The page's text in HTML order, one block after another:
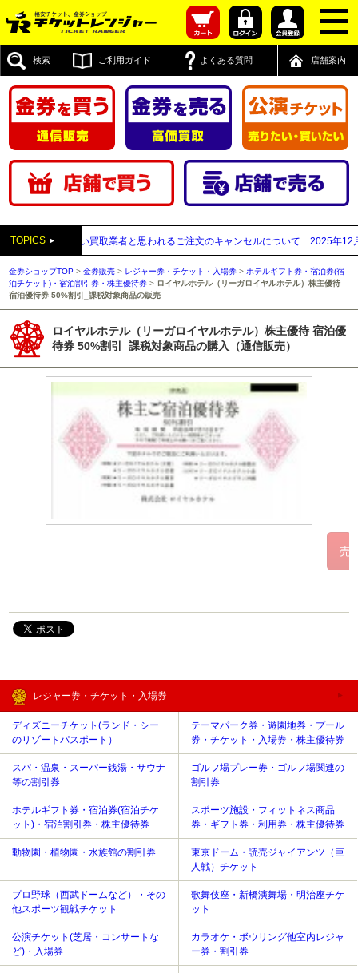
検索 ご利用ガイド よくある質問 店舗案内
TOPICS
付先が先払い買取業者と思われるご注文のキャンセルについて 2025年12月05日
金券ショップTOP >金券販売 > レジャー券・チケット・入場券 > ホテルギフト券・宿泊券(宿
泊チケット)・宿泊割引券・株主優待券 > ロイヤルホテル（リーガロイヤルホテル）株主優待
宿泊優待券 50%割引_課税対象商品の販売
ロイヤルホテル（リーガロイヤルホテル）株主優待 宿泊優
待券 50%割引_課税対象商品の購入（通信販売）
レジャー券・チケット・入場券
ディズニーチケット(ランド・シー
のリゾートパスポート）
テーマパーク券・遊園地券・プール
券・チケット・入場券・株主優待券
スパ・温泉・スーパー銭湯・サウナ
等の割引券
ゴルフ場プレー券・ゴルフ場関連の
割引券
ホテルギフト券・宿泊券(宿泊チケ
ット)・宿泊割引券・株主優待券
スポーツ施設・フィットネス商品
券・ギフト券・利用券・株主優待券
動物園・植物園・水族館の割引券
東京ドーム・読売ジャイアンツ（巨
人戦）チケット
プロ野球（西武ドームなど）・その
他スポーツ観戦チケット
歌舞伎座・新橋演舞場・明治座チケ
ット
公演チケット(芝居・コンサートな
ど)・入場券
カラオケ・ボウリング他室内レジャ
ー券・割引券